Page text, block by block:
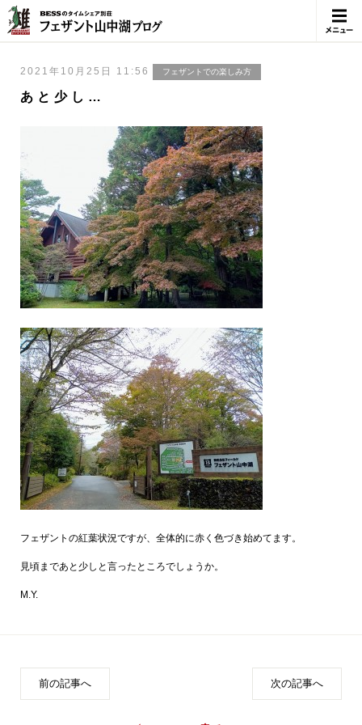
メニュ
2021年10月25日 11:56 フェザントでの楽しみ方
あと少し…
フェザントの紅葉状況ですが、全体的に赤く色づき始めてます。
見頃まであと少しと言ったところでしょうか。
M.Y.
前の記事へ 次の記事へ